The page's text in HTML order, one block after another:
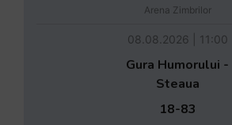
Arena Zimbrilor
08.08.2026 | 11:00
Gura Humorului -
Steaua
18-83